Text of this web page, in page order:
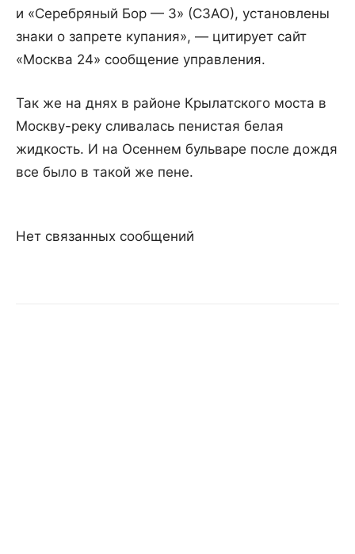
и «Серебряный Бор — 3» (СЗАО), установлены
знаки о запрете купания», — цитирует сайт
«Москва 24» сообщение управления.
Так же на днях в районе Крылатского моста в
Москву-реку сливалась пенистая белая
жидкость. И на Осеннем бульваре после дождя
все было в такой же пене.
Нет связанных сообщений